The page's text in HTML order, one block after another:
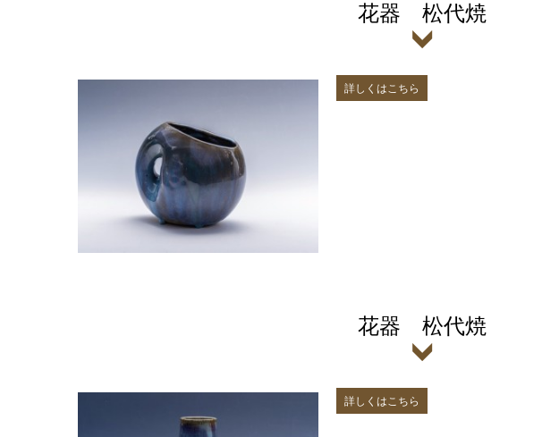
花器 松代焼
詳しくはこちら
花器 松代焼
詳しくはこちら